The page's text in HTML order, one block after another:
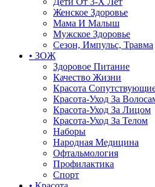
Женское Здоровье
Мама И Малыш
Мужское Здоровье
Сезон, Импульс, Травма
• ЗОЖ
Здоровое Питание
Качество Жизни
Красота
Красота-Уход За
Красота-Уход За Лицом
Красота-Уход За Телом
Наборы
Народная Медицина
Офтальмология
Профилактика
Спорт